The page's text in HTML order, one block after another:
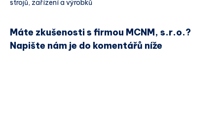
strojů, zařízení a výrobků
Máte zkušenosti s firmou MCNM, s.r.o.?
Napište nám je do komentářů níže